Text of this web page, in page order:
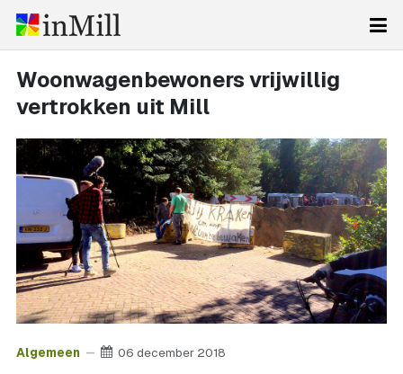
Woonwagenbewoners vrijwillig
vertrokken uit Mill
Algemeen 06 december 2018